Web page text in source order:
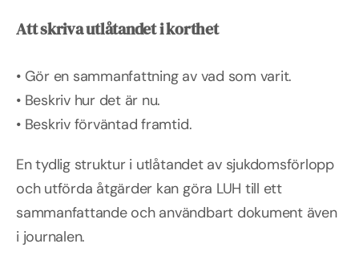
Att skriva utlåtandet i korthet
• Gör en sammanfattning av vad som varit.
• Beskriv hur det är nu.
• Beskriv förväntad framtid.
En tydlig struktur i utlåtandet av sjukdomsförlopp
och utförda åtgärder kan göra LUH till ett
sammanfattande och användbart dokument även
i journalen.